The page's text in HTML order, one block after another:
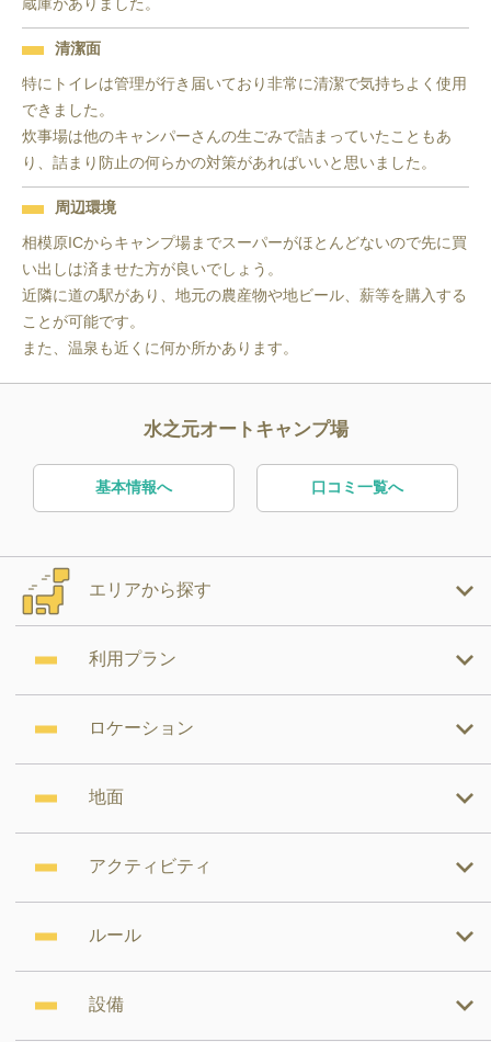
清潔面
特にトイレは管理が行き届いており非常に清潔で気持ちよく使用
できました。
炊事場は他のキャンパーさんの生ごみで詰まっていたこともあ
り、詰まり防止の何らかの対策があればいいと思いました。
周辺環境
相模原ICからキャンプ場までスーパーがほとんどないので先に買
い出しは済ませた方が良いでしょう。
近隣に道の駅があり、地元の農産物や地ビール、薪等を購入する
ことが可能です。
また、温泉も近くに何か所かあります。
水之元オートキャンプ場
基本情報へ 口コミ一覧へ
エリアから探す
利用プラン
ロケーション
地面
アクティビティ
ルール
設備